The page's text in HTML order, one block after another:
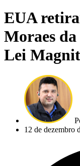
EUA
Moraes da
Lei
12 de dezembro